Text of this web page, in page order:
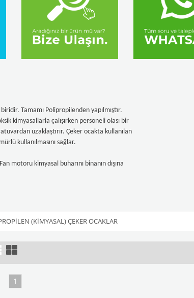
Tamamı Polipropilenden yapılmıştır.
kimyasallarla çalışırken personeli olası bir
uzaklaştırır. Çeker ocakta kullanılan
kullanılmasını sağlar.
motoru kimyasal buharını binanın dışına
(KIMYASAL) ÇEKER OCAKLAR
1